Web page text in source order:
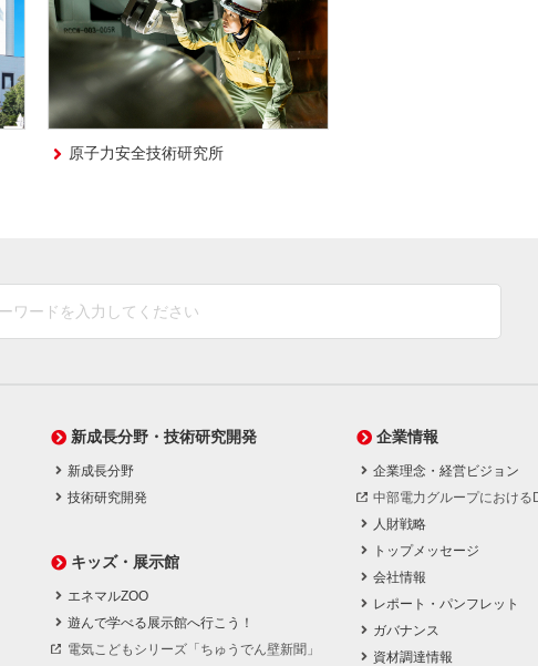
原子力安全技術研究所
新成長分野・技術研究開発
新成長分野
技術研究開発
キッズ・展示館
エネマルZOO
遊んで学べる展示館へ行こう！
電気こどもシリーズ「ちゅうでん壁新聞」
企業情報
企業理念・経営ビジョン
中部電力グループにおける
人財戦略
トップメッセージ
会社情報
レポート・パンフレット
ガバナンス
資材調達情報